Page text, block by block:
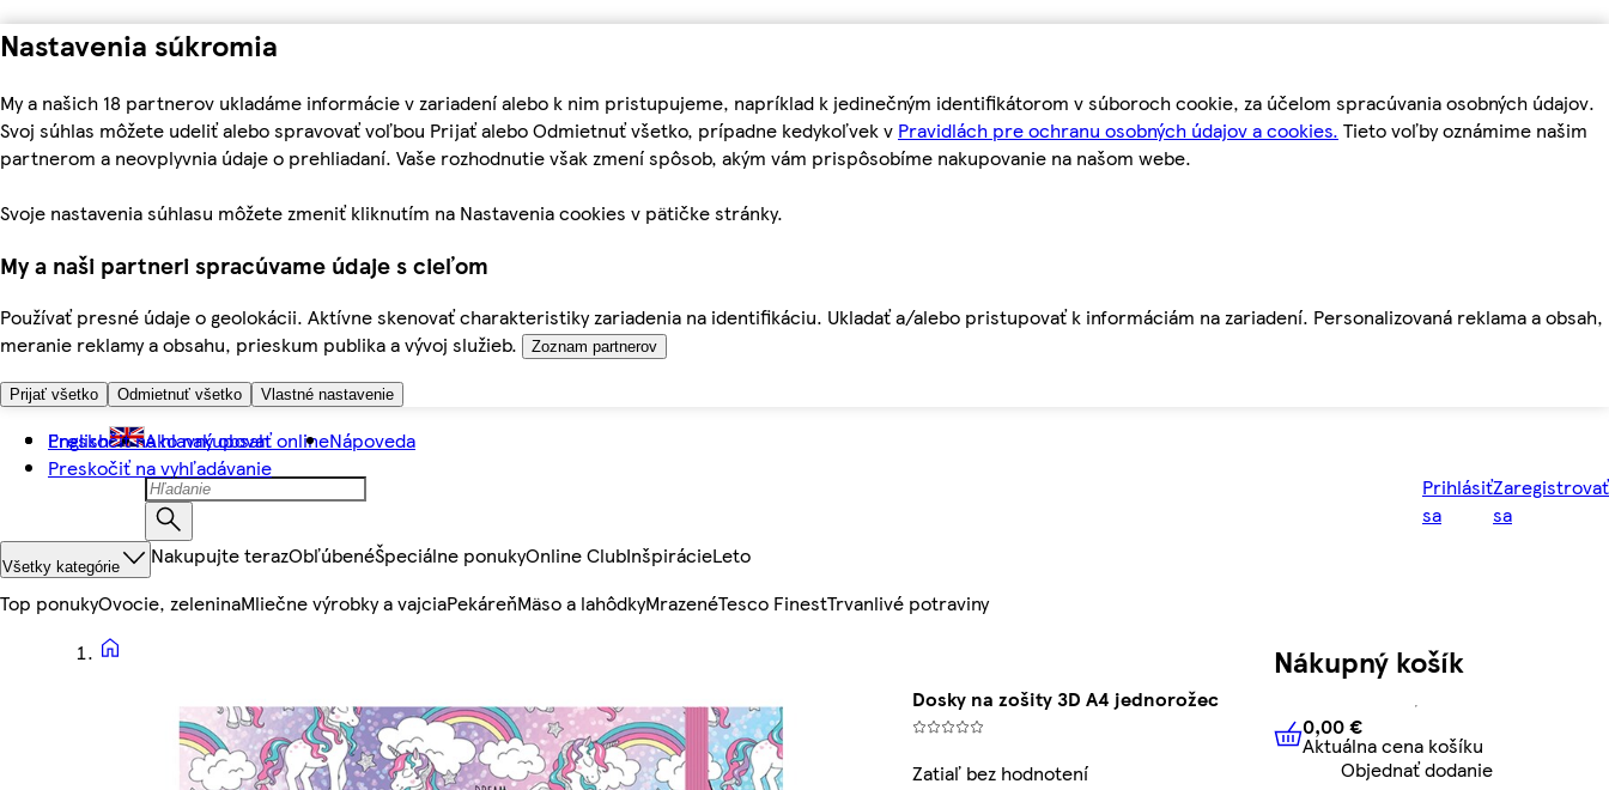
Nastavenia súkromia
My a našich 18 partnerov ukladáme informácie v zariadení alebo k nim pristupujeme, napríklad k jedinečným identifikátorom v súboroch cookie, za účelom spracúvania osobných údajov.
Svoj súhlas môžete udeliť alebo spravovať voľbou Prijať alebo Odmietnuť všetko, prípadne kedykoľvek v Pravidlách pre ochranu osobných údajov a cookies. Tieto voľby oznámime našim
partnerom a neovplyvnia údaje o prehliadaní. Vaše rozhodnutie však zmení spôsob, akým vám prispôsobíme nakupovanie na našom webe.
Svoje nastavenia súhlasu môžete zmeniť kliknutím na Nastavenia cookies v pätičke stránky.
My a naši partneri spracúvame údaje s cieľom
Používať presné údaje o geolokácii. Aktívne skenovať charakteristiky zariadenia na identifikáciu. Ukladať a/alebo pristupovať k informáciám na zariadení. Personalizovaná reklama a obsah,
meranie reklamy a obsahu, prieskum publika a vývoj služieb.
Zoznam partnerov
Prijať všetko Odmietnuť všetko Vlastné nastavenie
Preskočiť na hlavný obsah
Preskočiť na vyhľadávanie
English Ako nakupovať onlineNápoveda
Prihlásiť
sa
Zaregistrovať
sa
Všetky kategórie Nakupujte terazObľúbenéŠpeciálne ponukyOnline ClubInšpirácieLeto
Top ponukyOvocie, zeleninaMliečne výrobky a vajciaPekáreňMäso a lahôdkyMrazenéTesco FinestTrvanlivé potraviny
Dosky na zošity 3D A4 jednorožec
Zatiaľ bez hodnotení
Nákupný košík
0,00 € Aktuálna cena košíku
0,00 €
Aktuálna cena košíku
Objednať dodanie